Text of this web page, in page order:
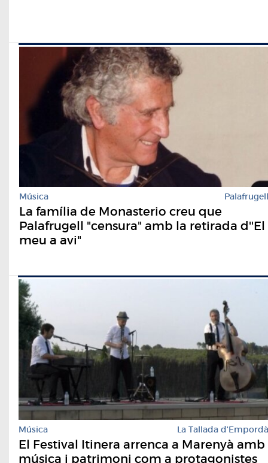
Música Palafrugell
La família de Monasterio creu que
Palafrugell "censura" amb la retirada d''El
meu a avi"
Música La Tallada d'Empordà
El Festival Itinera arrenca a Marenyà amb
música i patrimoni com a protagonistes